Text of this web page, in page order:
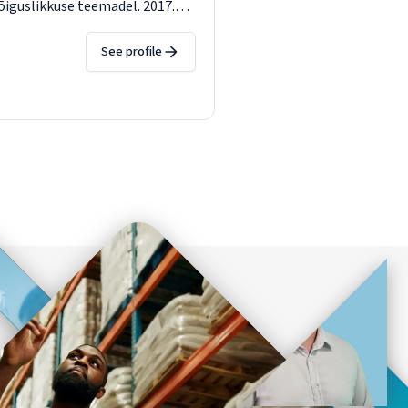
teemadel. 2017.
ning ta juhtis uut uurimistööd
juhtis ta 2026. aasta
2025. aastal
Varem oli ta teadusametnik
teadusi ning
2014. aastal omandas
Ta on olnud
Ülikoolis ning
Akadeemias.
See profile